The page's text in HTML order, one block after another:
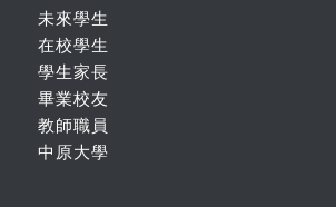
未來學生
在校學生
學生家長
畢業校友
教師職員
中原大學